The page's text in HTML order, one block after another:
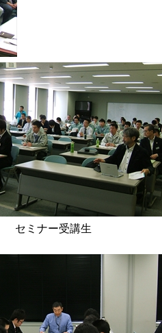
セミナー受講生